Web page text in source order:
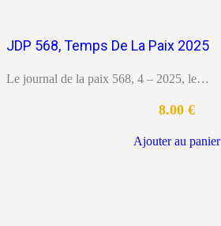
JDP 568, Temps De La Paix 2025
Le journal de la paix 568, 4 – 2025, le…
8.00 €
Ajouter au panier